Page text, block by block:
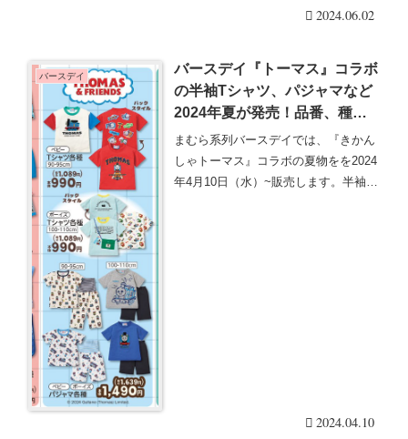
います！可愛いグッ・・・続きを読む
2024.06.02
バースデイ
バースデイ『トーマス』コラボ
の半袖Tシャツ、パジャマなど
2024年夏が発売！品番、種類
まとめ！
まむら系列バースデイでは、『きかん
しゃトーマス』コラボの夏物をを2024
年4月10日（水）~販売します。半袖T
2024.04.10